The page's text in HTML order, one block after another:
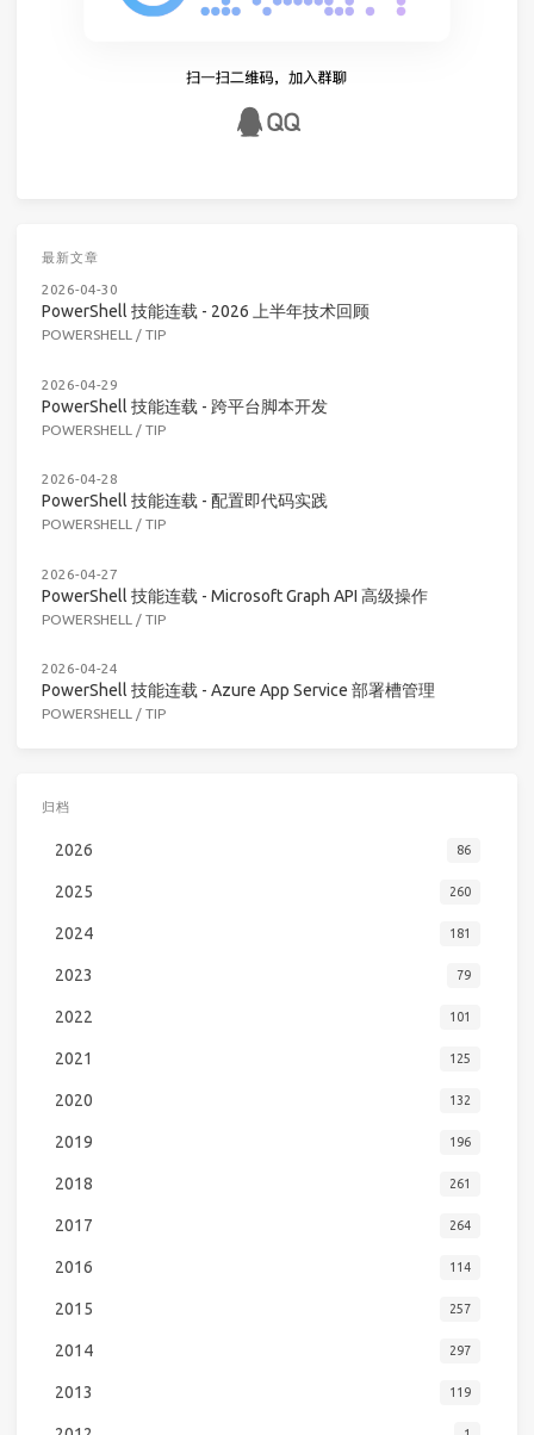
最新文章
2026-04-30
PowerShell 技能连载 - 2026 上半年技术回顾
POWERSHELL / TIP
2026-04-29
PowerShell 技能连载 - 跨平台脚本开发
POWERSHELL / TIP
2026-04-28
PowerShell 技能连载 - 配置即代码实践
POWERSHELL / TIP
2026-04-27
PowerShell 技能连载 - Microsoft Graph API 高级操作
POWERSHELL / TIP
2026-04-24
PowerShell 技能连载 - Azure App Service 部署槽管理
POWERSHELL / TIP
归档
2026 86
2025 260
2024 181
2023 79
2022 101
2021 125
2020 132
2019 196
2018 261
2017 264
2016 114
2015 257
2014 297
2013 119